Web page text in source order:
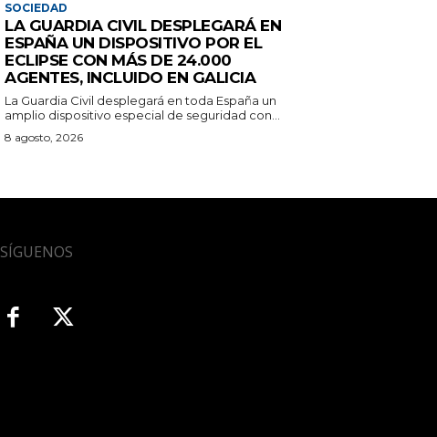
SOCIEDAD
LA GUARDIA CIVIL DESPLEGARÁ EN
ESPAÑA UN DISPOSITIVO POR EL
ECLIPSE CON MÁS DE 24.000
AGENTES, INCLUIDO EN GALICIA
La Guardia Civil desplegará en toda España un
amplio dispositivo especial de seguridad con...
8 agosto, 2026
SÍGUENOS